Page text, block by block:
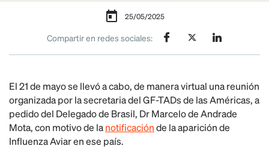
25/05/2025
Compartir en redes sociales:
El 21 de mayo se llevó a cabo, de manera virtual una reunión
organizada por la secretaria del GF-TADs de las Américas, a
pedido del Delegado de Brasil, Dr Marcelo de Andrade
Mota, con motivo de lanotificaciónde la aparición de
Influenza Aviar en ese país.